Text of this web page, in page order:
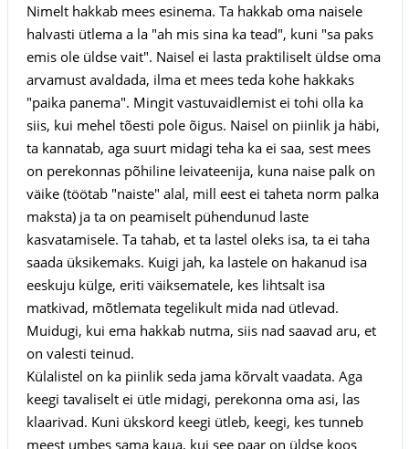
Nimelt hakkab mees esinema. Ta hakkab oma naisele
halvasti ütlema a la "ah mis sina ka tead", kuni "sa paks
emis ole üldse vait". Naisel ei lasta praktiliselt üldse oma
arvamust avaldada, ilma et mees teda kohe hakkaks
"paika panema". Mingit vastuvaidlemist ei tohi olla ka
siis, kui mehel tõesti pole õigus. Naisel on piinlik ja häbi,
ta kannatab, aga suurt midagi teha ka ei saa, sest mees
on perekonnas põhiline leivateenija, kuna naise palk on
väike (töötab "naiste" alal, mill eest ei taheta norm palka
maksta) ja ta on peamiselt pühendunud laste
kasvatamisele. Ta tahab, et ta lastel oleks isa, ta ei taha
saada üksikemaks. Kuigi jah, ka lastele on hakanud isa
eeskuju külge, eriti väiksematele, kes lihtsalt isa
matkivad, mõtlemata tegelikult mida nad ütlevad.
Muidugi, kui ema hakkab nutma, siis nad saavad aru, et
on valesti teinud.
Külalistel on ka piinlik seda jama kõrvalt vaadata. Aga
keegi tavaliselt ei ütle midagi, perekonna oma asi, las
klaarivad. Kuni ükskord keegi ütleb, keegi, kes tunneb
meest umbes sama kaua, kui see paar on üldse koos